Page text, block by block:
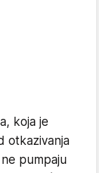
koja je
otkazivanja
pumpaju